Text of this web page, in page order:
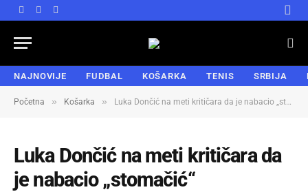
Facebook
X
Instagram
NAJNOVIJE FUDBAL KOŠARKA TENIS SRBIJA
Početna » Košarka » Luka Dončić na meti kritičara da je nabacio „stomačić“
Luka Dončić na meti kritičara da
je nabacio „stomačić“